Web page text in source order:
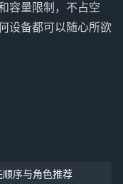
容量限制，不占空
设备都可以随心所欲
序与角色推荐